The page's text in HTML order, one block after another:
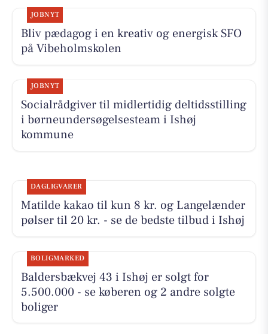
JOBNYT
Bliv pædagog i en kreativ og energisk SFO
på Vibeholmskolen
JOBNYT
Socialrådgiver til midlertidig deltidsstilling
i børneundersøgelsesteam i Ishøj
kommune
DAGLIGVARER
Matilde kakao til kun 8 kr. og Langelænder
pølser til 20 kr. - se de bedste tilbud i Ishøj
BOLIGMARKED
Baldersbækvej 43 i Ishøj er solgt for
5.500.000 - se køberen og 2 andre solgte
boliger